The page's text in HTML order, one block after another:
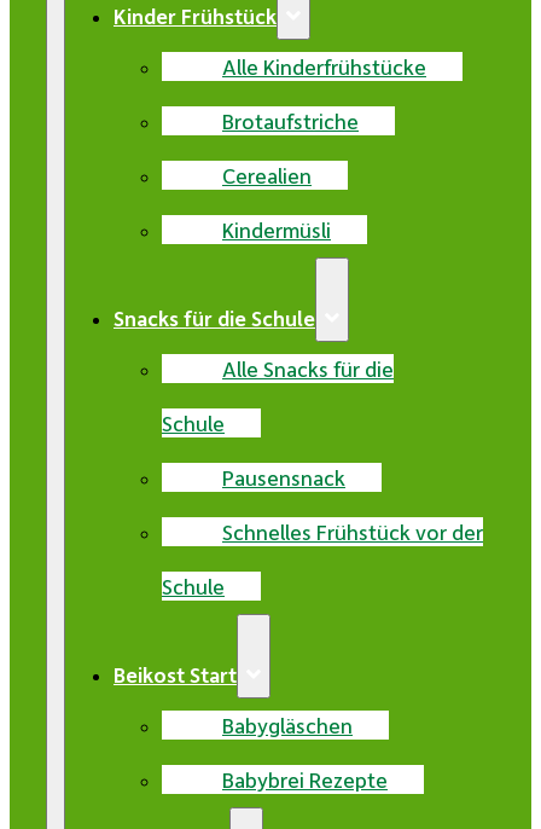
Kinder Frühstück
Alle Kinderfrühstücke
Brotaufstriche
Cerealien
Kindermüsli
Snacks für die Schule
Alle Snacks für die
Schule
Pausensnack
Schnelles Frühstück vor der
Schule
Beikost Start
Babygläschen
Babybrei Rezepte